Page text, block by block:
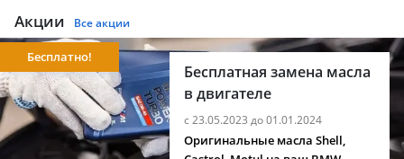
Акции Все акции
Бесплатная замена масла
в двигателе
с 23.05.2023 до 01.01.2024
Бесплатно!
Оригинальные масла Shell,